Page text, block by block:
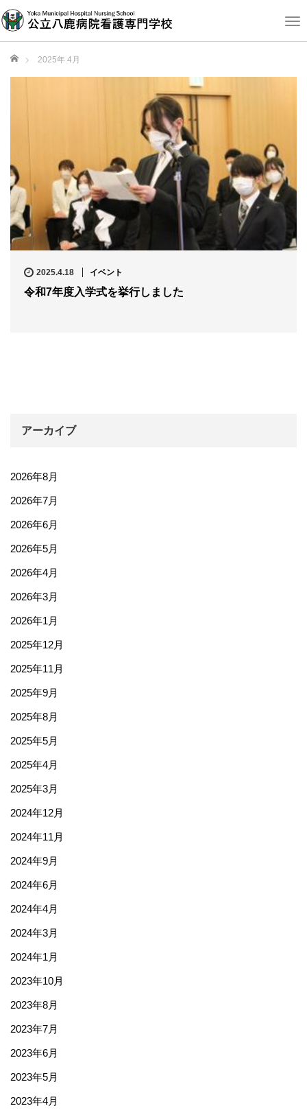
T
l
n
ホーム 2025年 4月
2025.4.18 イベント
令和7年度入学式を挙行しました
アーカイブ
2026年8月
2026年7月
2026年6月
2026年5月
2026年4月
2026年3月
2026年1月
2025年12月
2025年11月
2025年9月
2025年8月
2025年5月
2025年4月
2025年3月
2024年12月
2024年11月
2024年9月
2024年6月
2024年4月
2024年3月
2024年1月
2023年10月
2023年8月
2023年7月
2023年6月
2023年5月
2023年4月